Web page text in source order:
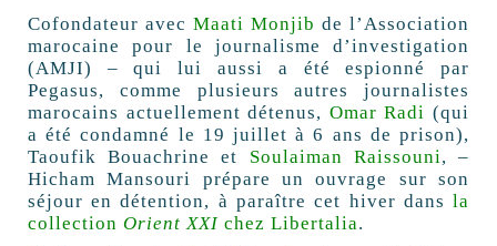
Cofondateur avec Maati Monjib de l’Association
marocaine pour le journalisme d’investigation
(AMJI) – qui lui aussi a été espionné par
Pegasus, comme plusieurs autres journalistes
marocains actuellement détenus, Omar Radi (qui
a été condamné le 19 juillet à 6 ans de prison),
Taoufik Bouachrine et Soulaiman Raissouni , –
Hicham Mansouri prépare un ouvrage sur son
séjour en détention, à paraître cet hiver dansla
collection Orient XXIchez Libertalia.